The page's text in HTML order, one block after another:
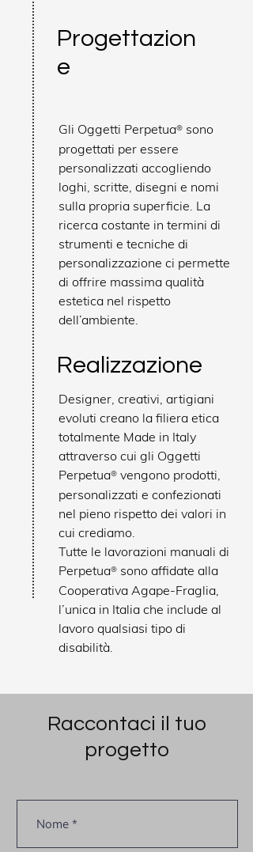
Progettazion
e
Gli Oggetti Perpetua® sono
progettati per essere
personalizzati accogliendo
loghi, scritte, disegni e nomi
sulla propria superficie. La
ricerca costante in termini di
strumenti e tecniche di
personalizzazione ci permette
di offrire massima qualità
estetica nel rispetto
dell’ambiente.
Realizzazione
Designer, creativi, artigiani
evoluti creano la filiera etica
totalmente Made in Italy
attraverso cui gli Oggetti
Perpetua® vengono prodotti,
personalizzati e confezionati
nel pieno rispetto dei valori in
cui crediamo.
Tutte le lavorazioni manuali di
Perpetua® sono affidate alla
Cooperativa Agape-Fraglia,
l’unica in Italia che include al
lavoro qualsiasi tipo di
disabilità.
Raccontaci il tuo
progetto